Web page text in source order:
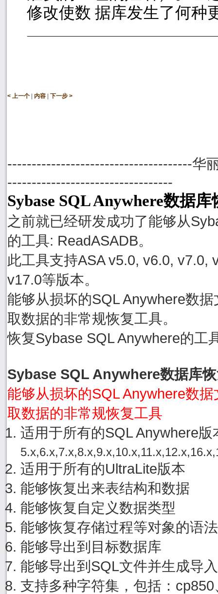
修改使数 据库发生了何种
< 上一个 | 内容 | 下一步 >
--------------------------------------华
----------------------------------
Sybase SQL Anywhere数据
之前就已经研发成功了能够从
的工具: ReadASADB。
此工具支持ASA v5.0, v6.0, v7.0,
v17.0等版本。
能够从损坏的SQL Anywhere数
取数据的非常规恢复工具。
恢复Sybase SQL Anywhere的工
Sybase SQL Anywhere数据库
能够从损坏的SQL Anywhere数
取数据的非常规恢复工具
适用于所有的SQL Anywhere
适用于所有的UltraLite版本
能够恢复出来表结构和数据
能够恢复自定义数据类型
能够恢复存储过程等对象的语法
能够导出到目标数据库
能够导出到SQL文件并生成导
支持多种字符集，包括：